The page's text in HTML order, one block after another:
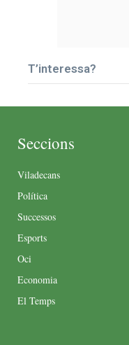
T’interessa?
Seccions
Viladecans
Política
Successos
Esports
Oci
Economia
El Temps